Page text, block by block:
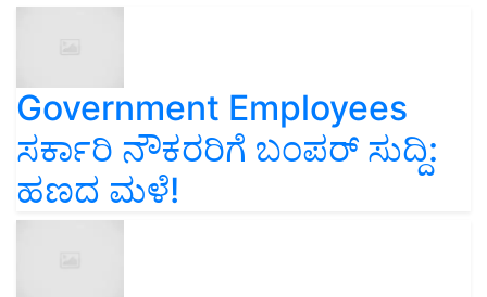
Government Employees
ಸರ್ಕಾರಿ ನೌಕರರಿಗೆ ಬಂಪರ್‌ ಸುದ್ದಿ:
ಹಣದ ಮಳೆ!